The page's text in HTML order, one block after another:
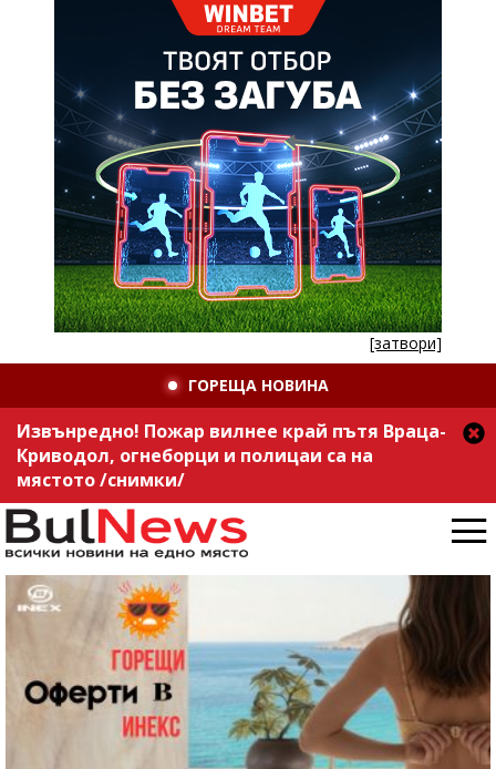
[затвори]
ГОРЕЩА НОВИНА
Извънредно! Пожар вилнее край пътя Враца-
Криводол, огнеборци и полицаи са на
мястото /снимки/